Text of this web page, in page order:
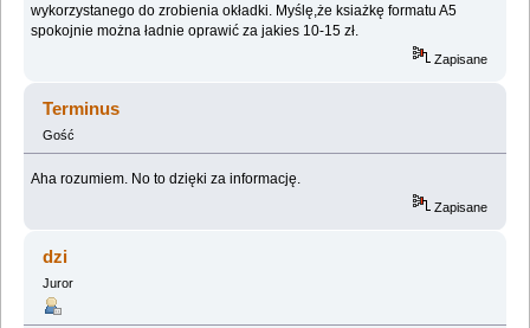
wykorzystanego do zrobienia okładki. Myślę,że ksiażkę formatu A5
spokojnie można ładnie oprawić za jakies 10-15 zł.
Zapisane
Terminus
Gość
Aha rozumiem. No to dzięki za informację.
Zapisane
dzi
Juror